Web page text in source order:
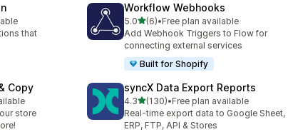
that
Workflow Webhooks
5.05つ星中
(6)
合計レビュー数：6件
•Free plan available
Add Webhook Triggers to Flow for
connecting external services
Built for Shopify
Copy
store
syncX Data Export Reports
4.35つ星中
(130)
合計レビュー数：130件
•Free plan available
Real-time export data to Google Sheet,
ERP, FTP, API & Stores